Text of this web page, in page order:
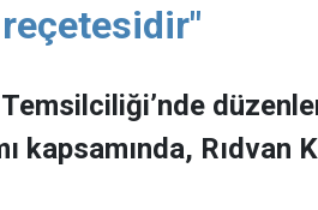
kapsamında, Rıdvan